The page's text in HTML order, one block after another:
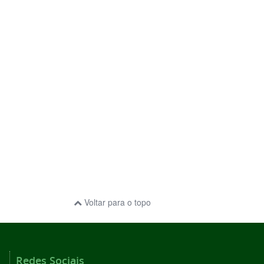
Voltar para o topo
Redes Sociais